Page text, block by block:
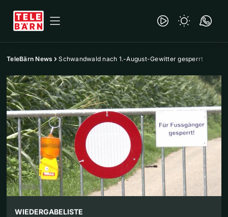
TeleBärn News Schwandwald nach 1.-August-Gewitter gesperrt
WIEDERGABELISTE